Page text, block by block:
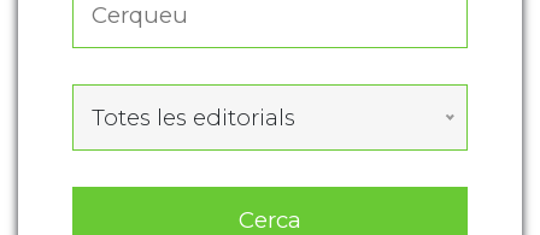
Totes les editorials
Cerca